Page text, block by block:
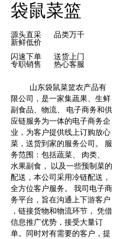
袋鼠菜篮
源头直采
品类万千
新鲜低价
闪速下单
送货上门
专职销售
热心客服
山东袋鼠菜篮农产品有
限公司，是一家集蔬果、生鲜
副食品、物流、 电子商务和供
应链服务为一体的电子商务企
业，为客户提供线上订购放心
菜，送货到家的服务公司。 服
务范围：包括蔬菜、 肉类、
水果副食， 以及一些预制菜的
配送，本公司采用冷链配送，
全方位客户服务。 我司电子商
务平台，旨在沟通上下游客户
，链接货物和物流环节， 凭借
信息推广优势，接受大量订
单。同时对有需要的客户，提